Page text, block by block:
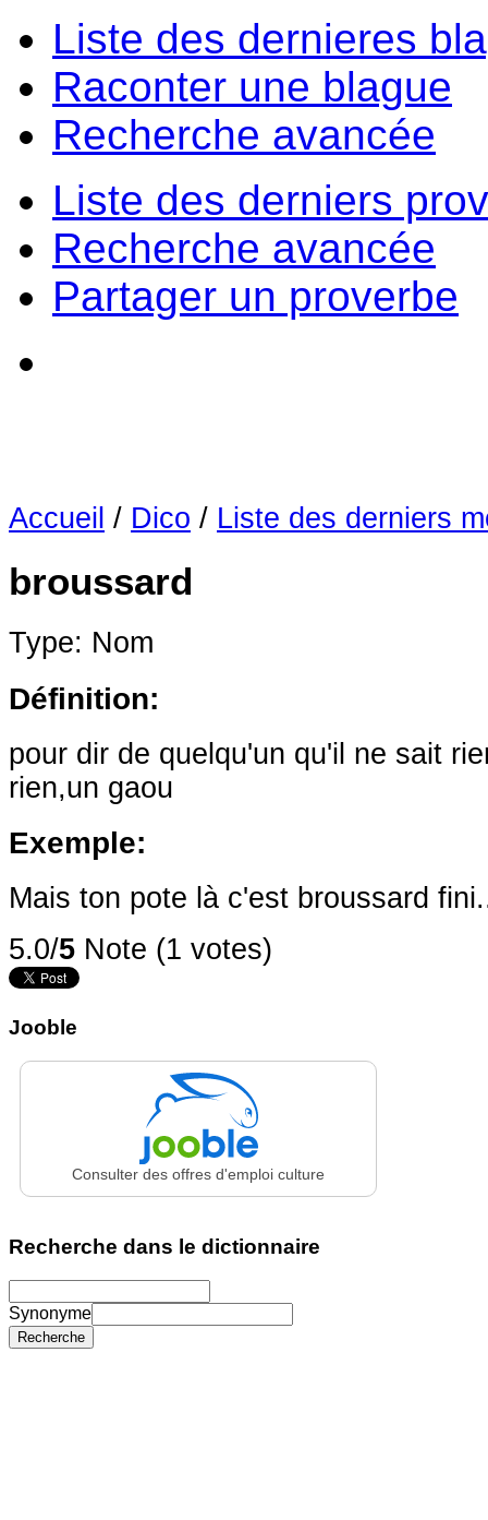
Liste des dernieres
Raconter une blague
Recherche avancée
Liste des derniers
Recherche avancée
Partager un proverbe
Accueil / Dico / Liste des derniers
broussard
Type: Nom
Définition:
pour dir de quelqu'un qu'il ne sait
rien,un gaou
Exemple:
Mais ton pote là c'est broussard
5.0/5 Note (1 votes)
Jooble
Consulter des offres d'emploi culture
Recherche dans le dictionnaire
Synonyme
Recherche